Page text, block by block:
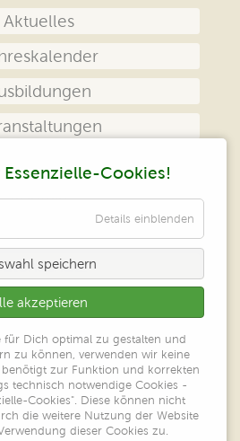
Aktuelles
Kontakt
geistiges Heilen
Ring 52
Limburg/Lahn
06431-7780606
06431-7780605
Cookies!
Details einblenden
speichern
akzeptieren
für Dich optimal zu gestalten und
zu können, verwenden wir keine
benötigt zur Funktion und korrekten
technisch notwendige Cookies -
Cookies". Diese können nicht
die weitere Nutzung der Website
dieser Cookies zu.